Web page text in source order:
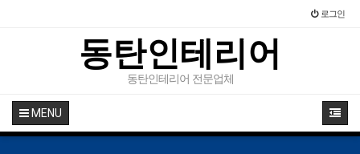
로그인
동탄인테리어
동탄인테리어 전문업체
MENU